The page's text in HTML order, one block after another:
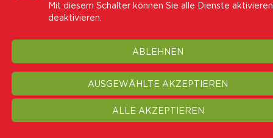
Mit diesem Schalter können Sie alle Dienste
deaktivieren.
ABLEHNEN
AUSGEWÄHLTE AKZEPTIEREN
ALLE AKZEPTIEREN